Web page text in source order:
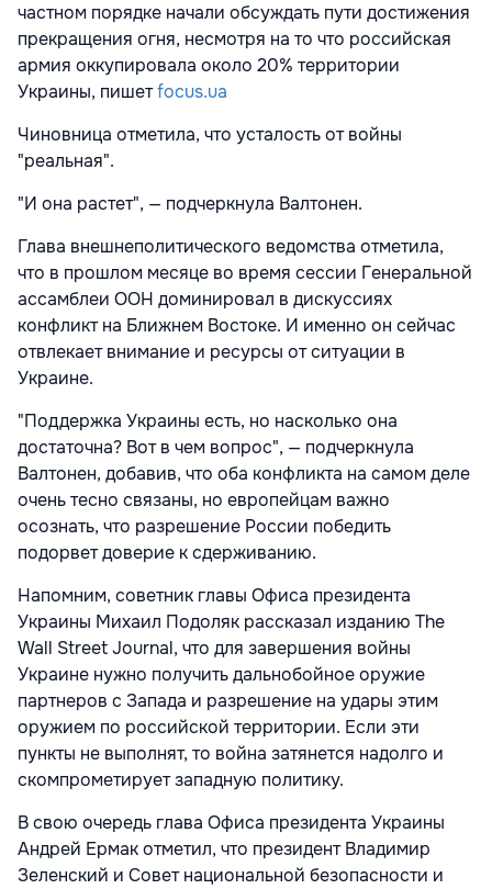
частном порядке начали обсуждать пути достижения
прекращения огня, несмотря на то что российская
армия оккупировала около 20% территории
Украины, пишетfocus.ua
Чиновница отметила, что усталость от войны
"реальная".
"И она растет", — подчеркнула Валтонен.
Глава внешнеполитического ведомства отметила,
что в прошлом месяце во время сессии Генеральной
ассамблеи ООН доминировал в дискуссиях
конфликт на Ближнем Востоке. И именно он сейчас
отвлекает внимание и ресурсы от ситуации в
Украине.
"Поддержка Украины есть, но насколько она
достаточна? Вот в чем вопрос", — подчеркнула
Валтонен, добавив, что оба конфликта на самом деле
очень тесно связаны, но европейцам важно
осознать, что разрешение России победить
подорвет доверие к сдерживанию.
Напомним, советник главы Офиса президента
Украины Михаил Подоляк рассказал изданию The
Wall Street Journal, что для завершения войны
Украине нужно получить дальнобойное оружие
партнеров с Запада и разрешение на удары этим
оружием по российской территории. Если эти
пункты не выполнят, то война затянется надолго и
скомпрометирует западную политику.
В свою очередь глава Офиса президента Украины
Андрей Ермак отметил, что президент Владимир
Зеленский и Совет национальной безопасности и